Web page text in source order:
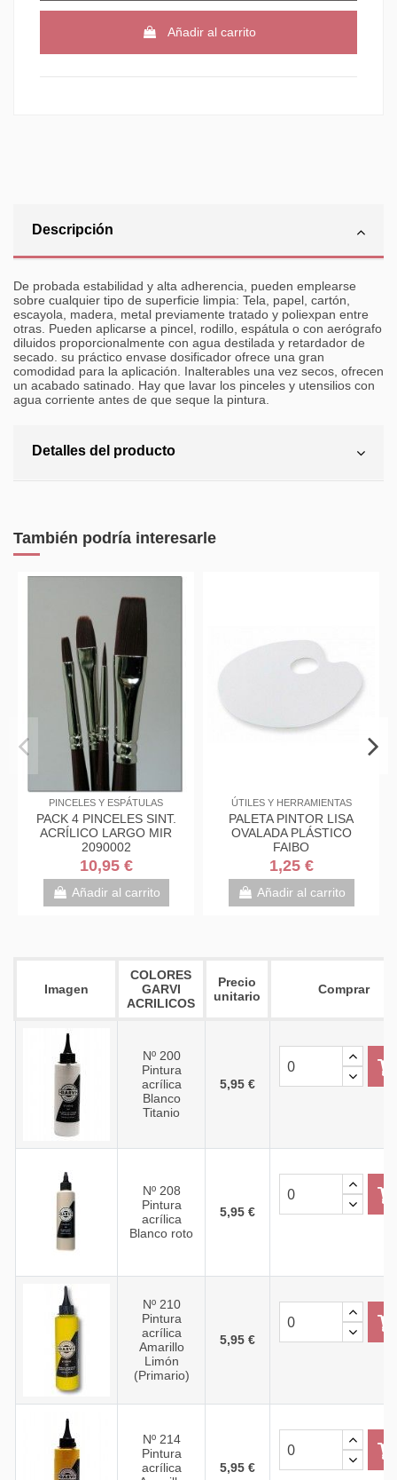
Añadir al carrito
Descripción
De probada estabilidad y alta adherencia, pueden emplearse
sobre cualquier tipo de superficie limpia: Tela, papel, cartón,
escayola, madera, metal previamente tratado y poliexpan entre
otras. Pueden aplicarse a pincel, rodillo, espátula o con aerógrafo
diluidos proporcionalmente con agua destilada y retardador de
secado. su práctico envase dosificador ofrece una gran
comodidad para la aplicación. Inalterables una vez secos, ofrecen
un acabado satinado. Hay que lavar los pinceles y utensilios con
agua corriente antes de que seque la pintura.
Detalles del producto
También podría interesarle
PINCELES Y ESPÁTULAS
PACK 4 PINCELES SINT.
ACRÍLICO LARGO MIR
2090002
10,95 €
Añadir al carrito
ÚTILES Y HERRAMIENTAS
PALETA PINTOR LISA
OVALADA PLÁSTICO
FAIBO
1,25 €
Añadir al carrito
Imagen
COLORES
GARVI
ACRILICOS
Precio
unitario
Comprar
Nº 200
Pintura
acrílica
Blanco
Titanio
5,95 €
Nº 208
Pintura
acrílica
Blanco roto
5,95 €
Nº 210
Pintura
acrílica
Amarillo
Limón
(Primario)
5,95 €
Nº 214
Pintura
acrílica
5,95 €